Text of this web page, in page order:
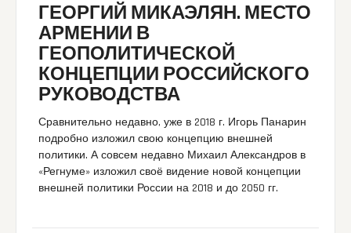
ГЕОРГИЙ МИКАЭЛЯН. МЕСТО
АРМЕНИИ В
ГЕОПОЛИТИЧЕСКОЙ
КОНЦЕПЦИИ РОССИЙСКОГО
РУКОВОДСТВА
Сравнительно недавно, уже в 2018 г. Игорь Панарин
подробно изложил свою концепцию внешней
политики. А совсем недавно Михаил Александров в
«Регнуме» изложил своё видение новой концепции
внешней политики России на 2018 и до 2050 гг.